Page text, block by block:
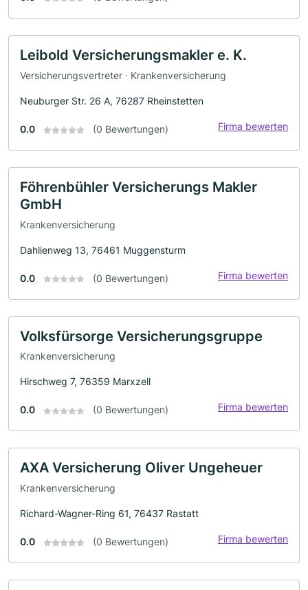
Leibold Versicherungsmakler e. K.
Versicherungsvertreter · Krankenversicherung
Neuburger Str. 26 A, 76287 Rheinstetten
0.0 (0 Bewertungen) Firma bewerten
Föhrenbühler Versicherungs Makler
GmbH
Krankenversicherung
Dahlienweg 13, 76461 Muggensturm
0.0 (0 Bewertungen) Firma bewerten
Volksfürsorge Versicherungsgruppe
Krankenversicherung
Hirschweg 7, 76359 Marxzell
0.0 (0 Bewertungen) Firma bewerten
AXA Versicherung Oliver Ungeheuer
Krankenversicherung
Richard-Wagner-Ring 61, 76437 Rastatt
0.0 (0 Bewertungen) Firma bewerten